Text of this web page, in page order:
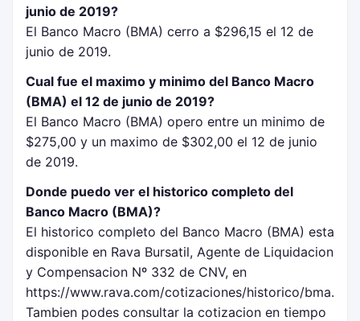
junio de 2019?
El Banco Macro (BMA) cerro a $296,15 el 12 de
junio de 2019.
Cual fue el maximo y minimo del Banco Macro
(BMA) el 12 de junio de 2019?
El Banco Macro (BMA) opero entre un minimo de
$275,00 y un maximo de $302,00 el 12 de junio
de 2019.
Donde puedo ver el historico completo del
Banco Macro (BMA)?
El historico completo del Banco Macro (BMA) esta
disponible en Rava Bursatil, Agente de Liquidacion
y Compensacion Nº 332 de CNV, en
https://www.rava.com/cotizaciones/historico/bma.
Tambien podes consultar la cotizacion en tiempo